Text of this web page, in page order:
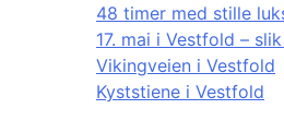
48 timer med stille
17. mai i Vestfold –
Vikingveien i Vestfold
Kyststiene i Vestfold